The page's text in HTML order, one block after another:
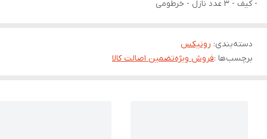
- کیف - 3 عدد نازل - خرطومی
دسته‌بندی: رونیکس
برچسب‌ها :فروش ویژهتضمین اصالت کالا